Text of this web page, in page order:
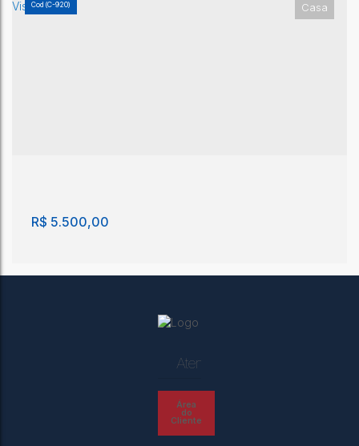
(C-920) Casa
Casa com 4 quartos, Perpétuo Socorro - São
R$ 5.500,00
São João da Boa Vista
Atendimento
Área
do
Cliente